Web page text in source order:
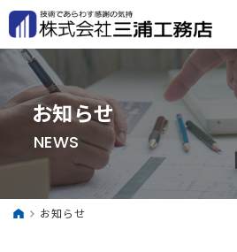
お知らせ
NEWS
お知らせ